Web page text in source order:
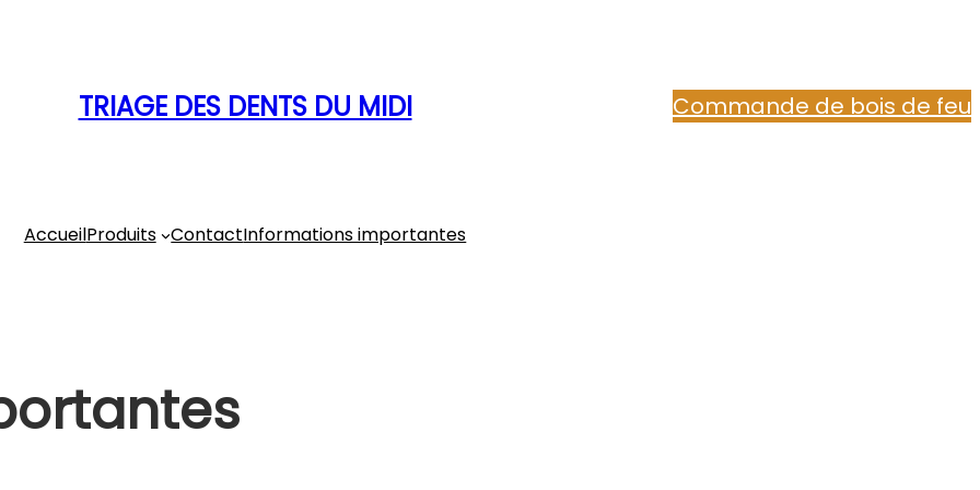
TRIAGE DES DENTS DU MIDI Commande de bois de feu
AccueilProduits ContactInformations importantes